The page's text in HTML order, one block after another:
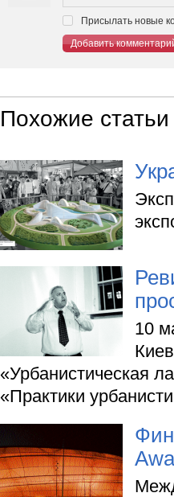
Присылать новые
Добавить
Похожие статьи
10
«Урбанистическая
«Практики